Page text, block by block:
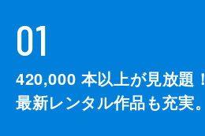
01
420,000 本以上が見放題！
最新レンタル作品も充実。